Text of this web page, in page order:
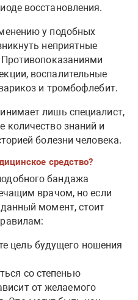
восстановления.
у подобных
неприятные
воспалительные
и тромбофлебит.
лишь специалист,
количество знаний и
болезни человека.
средство?
бандажа
врачом, но если
момент, стоит
цель будущего ношения
со степенью
от желаемого